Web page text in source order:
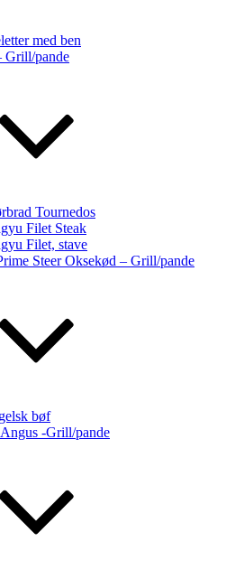
med ben
Grill/pande
Tournedos
Filet Steak
Filet, stave
Steer Oksekød – Grill/pande
bøf
-Grill/pande